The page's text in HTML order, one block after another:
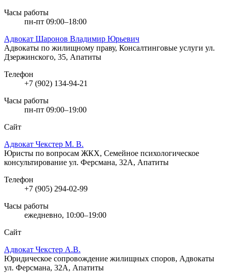
Часы работы
пн-пт 09:00–18:00
Адвокат Шаронов Владимир Юрьевич
Адвокаты по жилищному праву, Консалтинговые услуги ул.
Дзержинского, 35, Апатиты
Телефон
+7 (902) 134-94-21
Часы работы
пн-пт 09:00–19:00
Сайт
Адвокат Чекстер М. В.
Юристы по вопросам ЖКХ, Семейное психологическое
консультирование ул. Ферсмана, 32А, Апатиты
Телефон
+7 (905) 294-02-99
Часы работы
ежедневно, 10:00–19:00
Сайт
Адвокат Чекстер А.В.
Юридическое сопровождение жилищных споров, Адвокаты
ул. Ферсмана, 32А, Апатиты